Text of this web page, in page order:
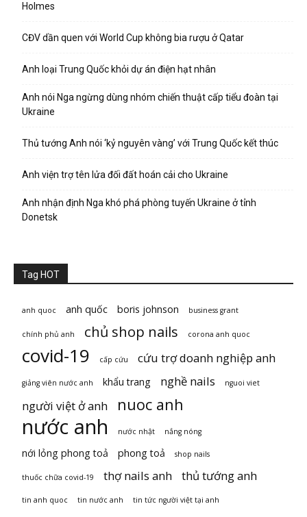
Holmes
CĐV dần quen với World Cup không bia rượu ở Qatar
Anh loại Trung Quốc khỏi dự án điện hạt nhân
Anh nói Nga ngừng dùng nhóm chiến thuật cấp tiểu đoàn tại
Ukraine
Thủ tướng Anh nói ‘kỷ nguyên vàng’ với Trung Quốc kết thúc
Anh viện trợ tên lửa đối đất hoán cải cho Ukraine
Anh nhận định Nga khó phá phòng tuyến Ukraine ở tỉnh
Donetsk
Tag HOT
anh quoc anh quốc boris johnson business grant
chính phủ anh chủ shop nails corona anh quoc
covid-19 cấp cứu cứu trợ doanh nghiệp anh
giảng viên nước anh khẩu trang nghề nails nguoi viet
người việt ở anh nuoc anh
nước anh nước nhật nắng nóng
nới lỏng phong toả phong toả shop nails
thuốc chữa covid-19 thợ nails anh thủ tướng anh
tin anh quoc tin nước anh tin tức người việt tại anh